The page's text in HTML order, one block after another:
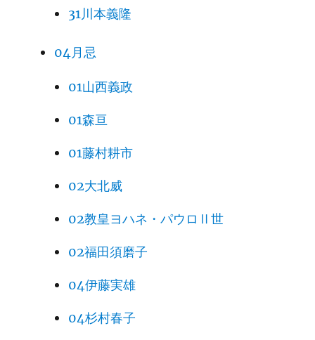
31川本義隆
04月忌
01山西義政
01森亘
01藤村耕市
02大北威
02教皇ヨハネ・パウロⅡ世
02福田須磨子
04伊藤実雄
04杉村春子